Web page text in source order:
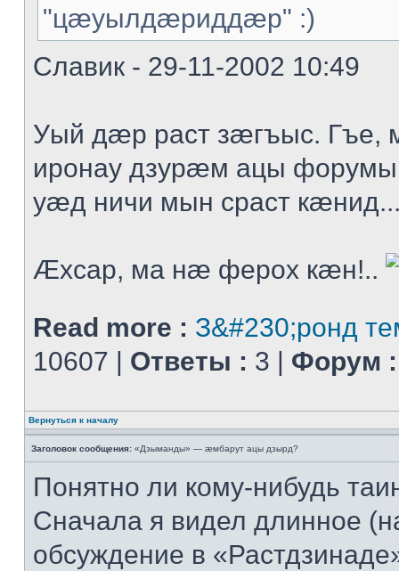
"цæуылдæриддæр" :)
Славик - 29-11-2002 10:49
Уый дæр раст зæгъыс.
иронау дзурæм ацы
уæд ничи мын сраст
Æхсар, ма нæ ферох кæн!..
Read more : З&#230;ронд
10607 | Ответы : 3 | Форум :
Вернуться к началу
Заголовок сообщения: «Дзыманды» — æмбарут ацы дзырд?
Понятно ли кому-нибудь
Сначала я видел длинное
обсуждение в